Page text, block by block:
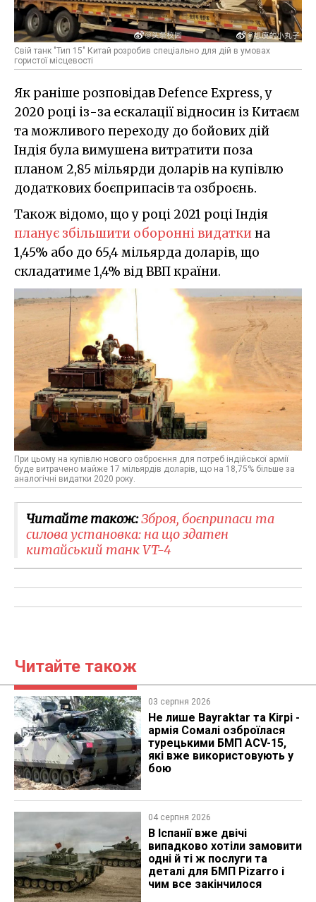
Свій танк "Тип 15" Китай розробив спеціально для дій в умовах
гористої місцевості
Як раніше розповідав Defence Express, у
2020 році із-за ескалації відносин із Китаєм
та можливого переходу до бойових дій
Індія була вимушена витратити поза
планом 2,85 мільярди доларів на купівлю
додаткових боєприпасів та озброєнь.
Також відомо, що у році 2021 році Індія
планує збільшити оборонні видаткина
1,45% або до 65,4 мільярда доларів, що
складатиме 1,4% від ВВП країни.
При цьому на купівлю нового озброєння для потреб індійської армії
буде витрачено майже 17 мільярдів доларів, що на 18,75% більше за
аналогічні видатки 2020 року.
Читайте також:Зброя, боєприпаси та
силова установка: на що здатен
китайський танк VT-4
Читайте також
03 серпня 2026
Не лише Bayraktar та Kirpi -
армія Сомалі озброїлася
турецькими БМП ACV-15,
які вже використовують у
бою
04 серпня 2026
В Іспанії вже двічі
випадково хотіли замовити
одні й ті ж послуги та
деталі для БМП Pizarro і
чим все закінчилося